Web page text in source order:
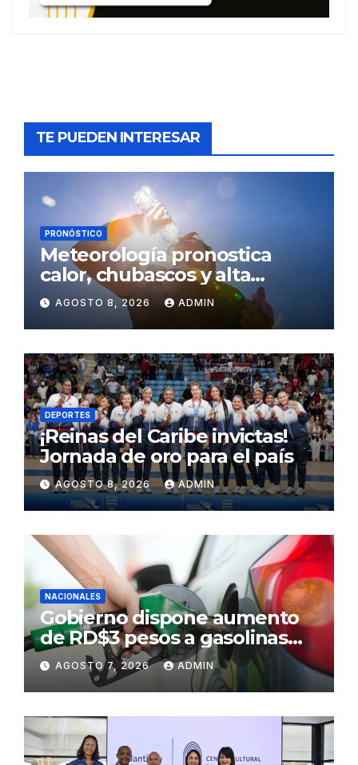
TE PUEDEN INTERESAR
PRONÓSTICO
Meteorología pronostica
calor, chubascos y alta
concentración de polvo del
Sahara para este sábado
AGOSTO 8, 2026 ADMIN
DEPORTES
¡Reinas del Caribe invictas!
Jornada de oro para el país
AGOSTO 8, 2026 ADMIN
NACIONALES
Gobierno dispone aumento
de RD$3 pesos a gasolinas
premium y regular
AGOSTO 7, 2026 ADMIN